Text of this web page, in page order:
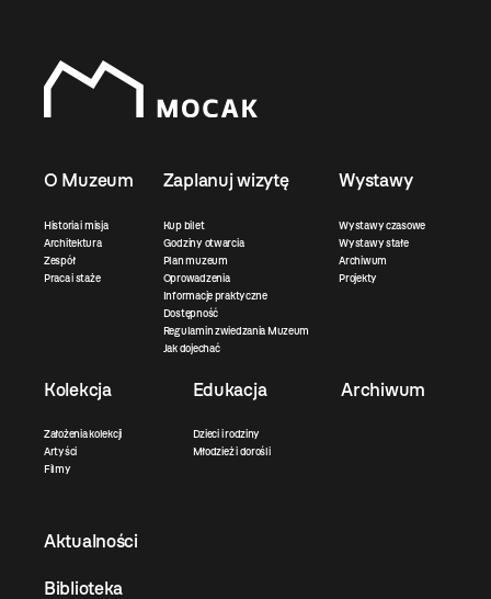
O Muzeum
Historia i misja
Architektura
Zespół
Praca i staże
Zaplanuj wizytę
Kup bilet
Godziny otwarcia
Plan muzeum
Oprowadzenia
Informacje praktyczne
Dostępność
Regulamin zwiedzania Muzeum
Jak dojechać
Wystawy
Wystawy czasowe
Wystawy stałe
Archiwum
Projekty
Kolekcja
Założenia kolekcji
Artyści
Filmy
Edukacja
Dzieci i rodziny
Młodzież i dorośli
Archiwum
Aktualności
Biblioteka